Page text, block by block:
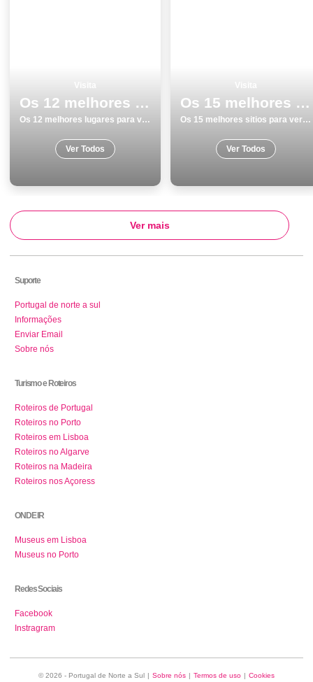
Os 12 melhores lugares para visitar em PÃ³voa de Varzim
Os 12 melhores lugares para visitar em PÃ³voa de Varzim
Ver Todos
Os 15 melhores sitios para ver e visitar em Costa da Caparica
Os 15 melhores sitios para ver e visitar em Costa da Caparica
Ver Todos
Ver mais
Suporte
Portugal de norte a sul
Informações
Enviar Email
Sobre nós
Turismo e Roteiros
Roteiros de Portugal
Roteiros no Porto
Roteiros em Lisboa
Roteiros no Algarve
Roteiros na Madeira
Roteiros nos Açoress
ONDE IR
Museus em Lisboa
Museus no Porto
Redes Sociais
Facebook
Instragram
© 2026 - Portugal de Norte a Sul | Sobre nós | Termos de uso | Cookies